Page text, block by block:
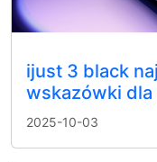
ijust 3 black
wskazówki
2025-10-03